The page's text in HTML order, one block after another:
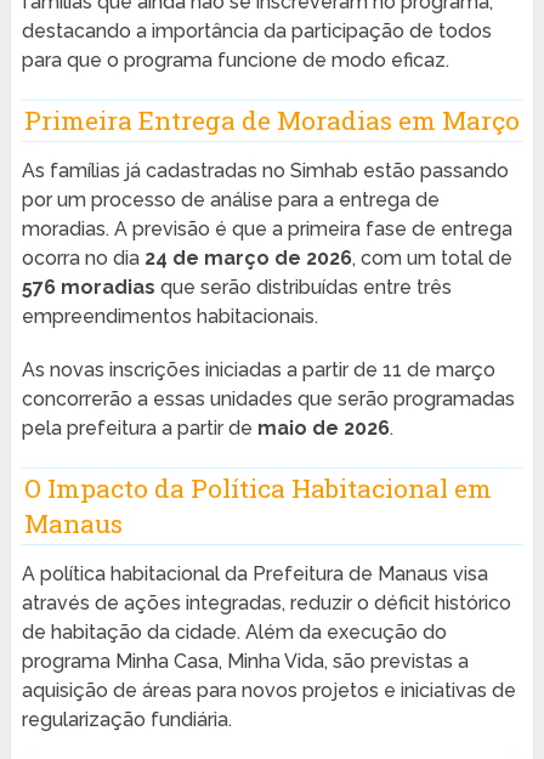
destacando a importância da participação de todos
para que o programa funcione de modo eficaz.
Primeira Entrega de Moradias em Março
As famílias já cadastradas no Simhab estão passando
por um processo de análise para a entrega de
moradias. A previsão é que a primeira fase de entrega
ocorra no dia 24 de março de 2026, com um total de
576 moradias que serão distribuídas entre três
empreendimentos habitacionais.
As novas inscrições iniciadas a partir de 11 de março
concorrerão a essas unidades que serão programadas
pela prefeitura a partir de maio de 2026.
O Impacto da Política Habitacional em
Manaus
A política habitacional da Prefeitura de Manaus visa
através de ações integradas, reduzir o déficit histórico
de habitação da cidade. Além da execução do
programa Minha Casa, Minha Vida, são previstas a
aquisição de áreas para novos projetos e iniciativas de
regularização fundiária.